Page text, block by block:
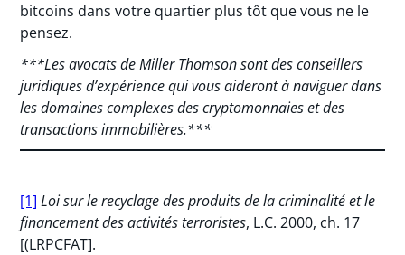
bitcoins dans votre quartier plus tôt que vous ne le
pensez.
***Les avocats de Miller Thomson sont des conseillers
juridiques d’expérience qui vous aideront à naviguer dans
les domaines complexes des cryptomonnaies et des
transactions immobilières.***
[1] Loi sur le recyclage des produits de la criminalité et le
financement des activités terroristes, L.C. 2000, ch. 17
[(LRPCFAT].